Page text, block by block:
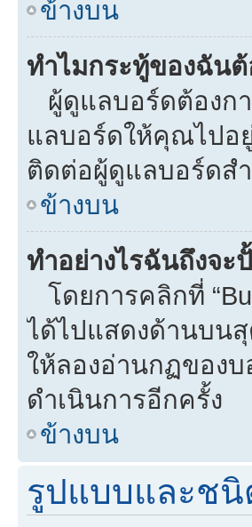
ข้างบน
ทำไมกระทู้ของฉัน
ผู้ดูแลบอร์ดต้องก
แลบอร์ดให้คุณไปอ
ติดต่อผู้ดูแลบอร์ดส
ข้างบน
ทำอย่างไรฉันถึงจะ
โดยการคลิกที่
ได้ไปแสดงด้านบน
ให้ลองอ่านกฏของ
ดำเนินการอีกครั้ง
ข้างบน
รูปแบบและช